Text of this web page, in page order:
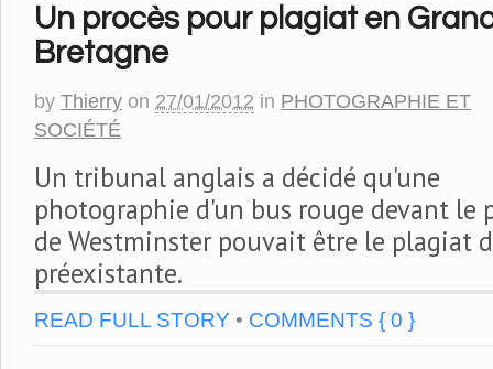
Un procès pour plagiat en
Bretagne
by Thierry on 27/01/2012 in PHOTOGRAPHIE ET
SOCIÉTÉ
Un tribunal anglais a décidé qu'une
photographie d'un bus rouge devant le
de Westminster pouvait être le plagiat
préexistante.
READ FULL STORY • COMMENTS { 0 }